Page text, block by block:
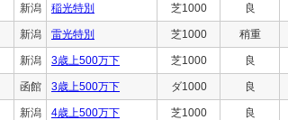
新潟 稲光特別 芝1000 良
新潟 雷光特別 芝1000 稍重
新潟 3歳上500万下 芝1000 良
函館 3歳上500万下 ダ1000 良
新潟 4歳上500万下 芝1000 良